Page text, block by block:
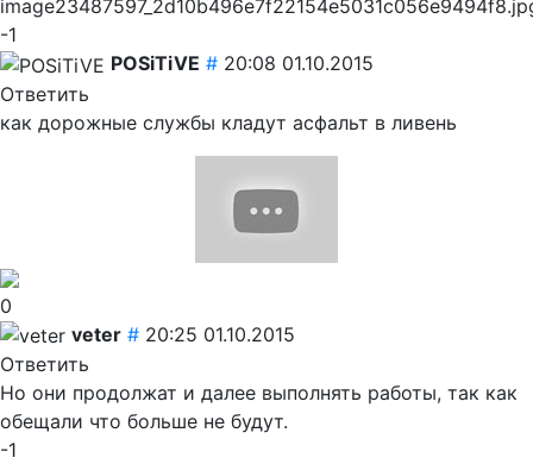
-1
POSiTiVE # 20:08 01.10.2015
Ответить
как дорожные службы кладут асфальт в ливень
0
veter # 20:25 01.10.2015
Ответить
Но они продолжат и далее выполнять работы, так как
обещали что больше не будут.
-1